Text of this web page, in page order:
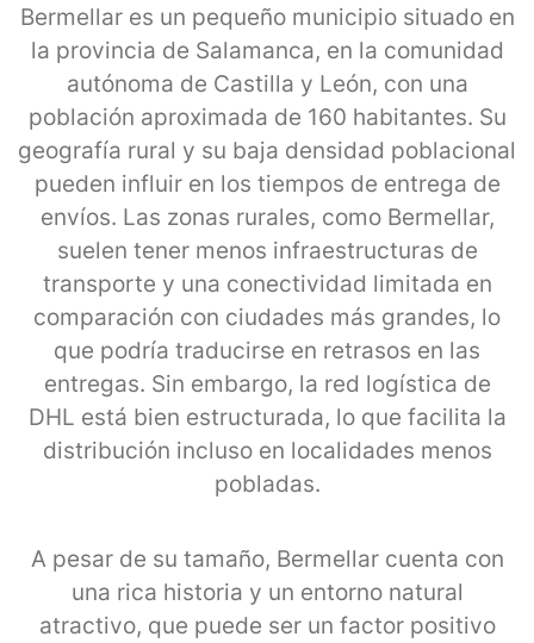
Bermellar es un pequeño municipio situado en
la provincia de Salamanca, en la comunidad
autónoma de Castilla y León, con una
población aproximada de 160 habitantes. Su
geografía rural y su baja densidad poblacional
pueden influir en los tiempos de entrega de
envíos. Las zonas rurales, como Bermellar,
suelen tener menos infraestructuras de
transporte y una conectividad limitada en
comparación con ciudades más grandes, lo
que podría traducirse en retrasos en las
entregas. Sin embargo, la red logística de
DHL está bien estructurada, lo que facilita la
distribución incluso en localidades menos
pobladas.
A pesar de su tamaño, Bermellar cuenta con
una rica historia y un entorno natural
atractivo, que puede ser un factor positivo